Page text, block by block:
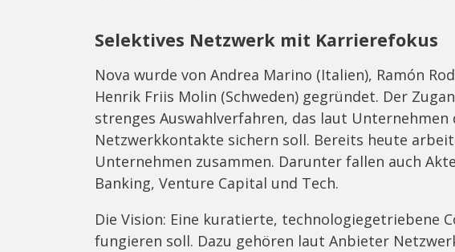
Selektives Netzwerk mit Karrierefokus
Nova wurde von Andrea Marino (Italien), Ramón
Henrik Friis Molin (Schweden) gegründet. Der
strenges Auswahlverfahren, das laut Unternehmen
Netzwerkkontakte sichern soll. Bereits heute
Unternehmen zusammen. Darunter fallen auch
Banking, Venture Capital und Tech.
Die Vision: Eine kuratierte, technologiegetriebene
fungieren soll. Dazu gehören laut Anbieter